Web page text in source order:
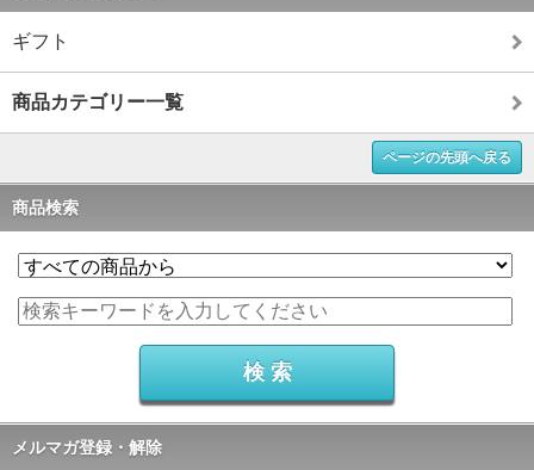
ギフト
商品カテゴリー一覧
ページの先頭へ戻る
商品検索
メルマガ登録・解除